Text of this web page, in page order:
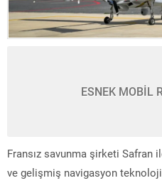
ESNEK MOBİL
Fransız savunma şirketi Safran
ve gelişmiş navigasyon